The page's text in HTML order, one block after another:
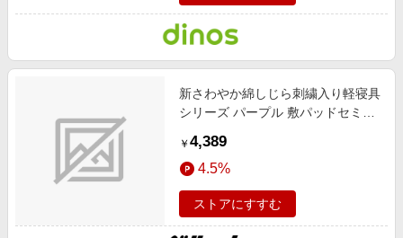
新さわやか綿しじら刺繍入り軽寝具
シリーズ パープル 敷パッドセミダ
￥ 4,389
4.5%
ストアにすすむ